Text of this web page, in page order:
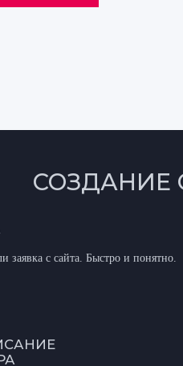
СОЗДАНИЕ
заявка с сайта. Быстро и понятно.